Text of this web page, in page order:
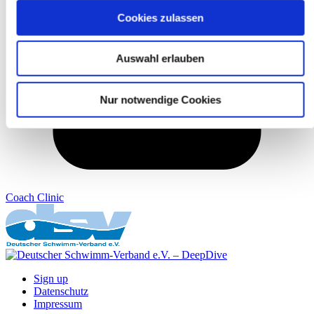
Cookies zulassen
Auswahl erlauben
Nur notwendige Cookies
Coach Clinic
Sign up
Datenschutz
Impressum